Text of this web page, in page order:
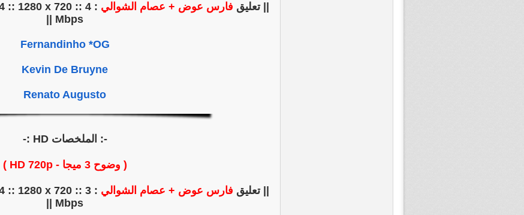
|| تعليق فارس عوض + عصام الشوالي
:: 1280 x 720 :: 4
Mbps ||
Fernandinho *OG
Kevin De Bruyne
Renato Augusto
-: الملخصات HD :-
( وضوح 3 ميجا - HD 720p )
|| تعليق فارس عوض + عصام الشوالي
:: 1280 x 720 :: 3
Mbps ||